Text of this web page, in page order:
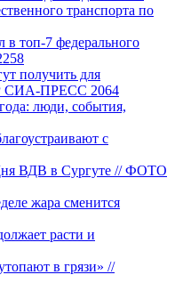
транспорта по
топ-7 федерального
получить для
СИА-ПРЕСС 2064
люди, события,
с
ВДВ в Сургуте // ФОТО
жара сменится
расти и
в грязи» //